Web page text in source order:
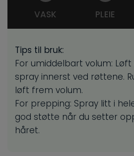
VASK
PLEIE
Tips til bruk:
For umiddelbart volum:
spray innerst ved røttene.
løft frem volum.
For prepping: Spray litt i
god støtte når du setter
håret.